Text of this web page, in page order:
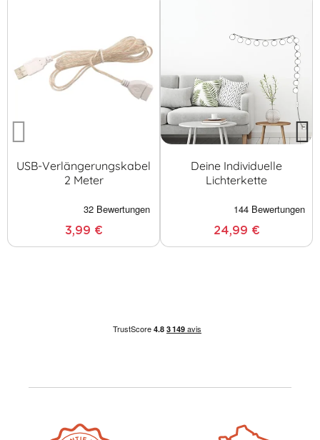
USB-Verlängerungskabel
2 Meter
3,99 €
Deine Individuelle
Lichterkette
24,99 €